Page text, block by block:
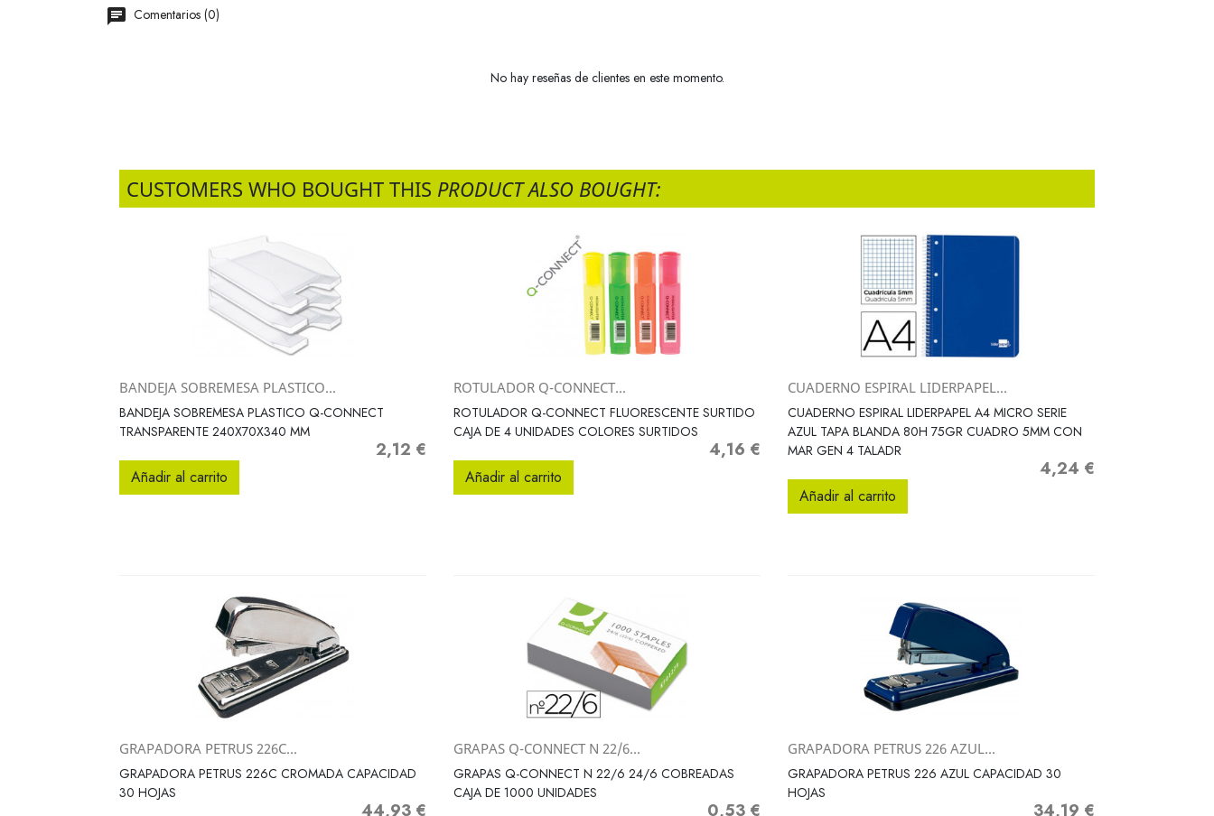
Comentarios (0)
No hay reseñas de clientes en este momento.
CUSTOMERS WHO BOUGHT THIS PRODUCT ALSO BOUGHT:
 Vista rápida
BANDEJA SOBREMESA PLASTICO...
BANDEJA SOBREMESA PLASTICO Q-CONNECT
TRANSPARENTE 240X70X340 MM
Precio
2,12 €
Añadir al carrito
 Vista rápida
ROTULADOR Q-CONNECT...
ROTULADOR Q-CONNECT FLUORESCENTE SURTIDO
CAJA DE 4 UNIDADES COLORES SURTIDOS
Precio
4,16 €
Añadir al carrito
Vista rápida
CUADERNO ESPIRAL LIDERPAPEL...
CUADERNO ESPIRAL LIDERPAPEL A4 MICRO SERIE
AZUL TAPA BLANDA 80H 75GR CUADRO 5MM CON
MAR GEN 4 TALADR
Precio
4,24 €
Añadir al carrito
 Vista rápida
GRAPADORA PETRUS 226C...
GRAPADORA PETRUS 226C CROMADA CAPACIDAD
30 HOJAS
Precio
44,93 €
 Vista rápida
GRAPAS Q-CONNECT N 22/6...
GRAPAS Q-CONNECT N 22/6 24/6 COBREADAS
CAJA DE 1000 UNIDADES
Precio
0,53 €
 Vista rápida
GRAPADORA PETRUS 226 AZUL...
GRAPADORA PETRUS 226 AZUL CAPACIDAD 30
HOJAS
Precio
34,19 €